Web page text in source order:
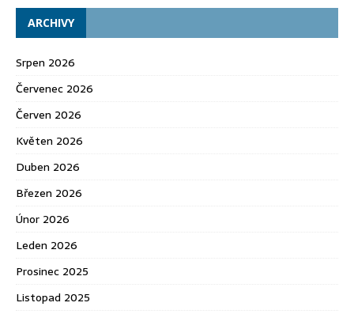
ARCHIVY
Srpen 2026
Červenec 2026
Červen 2026
Květen 2026
Duben 2026
Březen 2026
Únor 2026
Leden 2026
Prosinec 2025
Listopad 2025